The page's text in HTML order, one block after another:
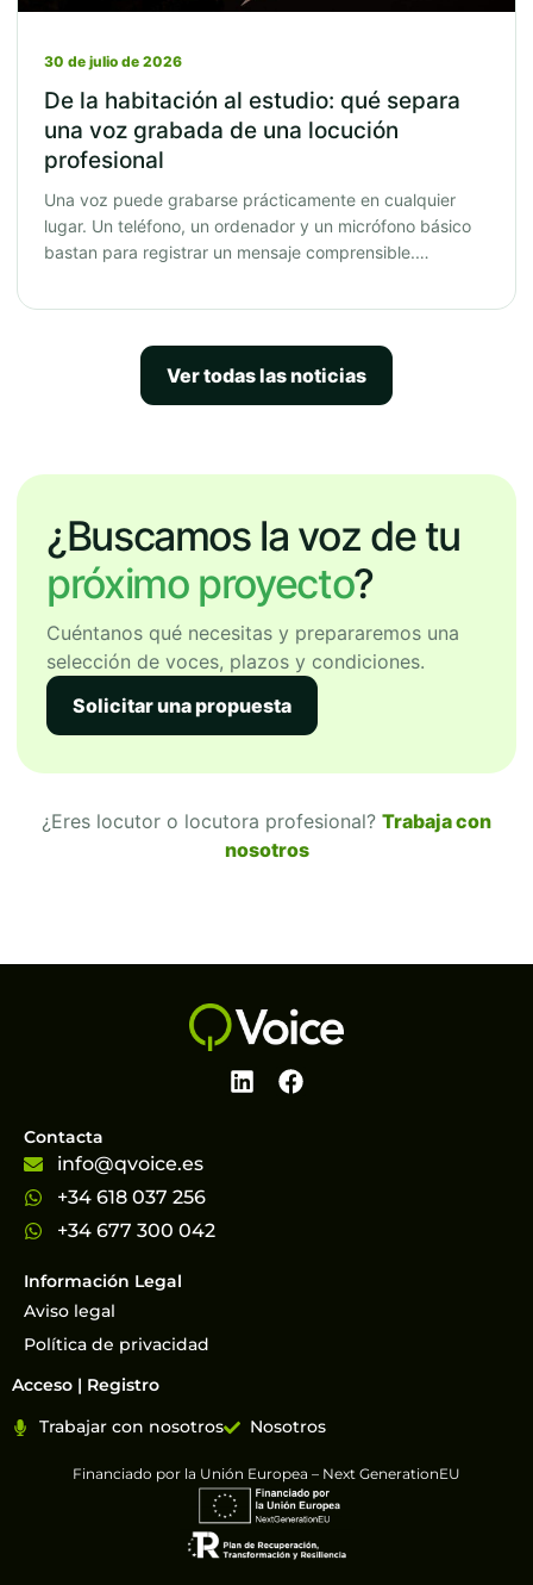
30 de julio de 2026
De la habitación al estudio: qué separa
una voz grabada de una locución
profesional
Una voz puede grabarse prácticamente en cualquier
lugar. Un teléfono, un ordenador y un micrófono básico
bastan para registrar un mensaje comprensible.…
Ver todas las noticias
¿Buscamos la voz de tu
próximo proyecto?
Cuéntanos qué necesitas y prepararemos una
selección de voces, plazos y condiciones.
Solicitar una propuesta
¿Eres locutor o locutora profesional? Trabaja con
nosotros
Información Legal
Aviso legal
Política de privacidad
Contacta
info@qvoice.es
+34 618 037 256
+34 677 300 042
Acceso | Registro
Trabajar con nosotros
Nosotros
Financiado por la Unión Europea – Next GenerationEU